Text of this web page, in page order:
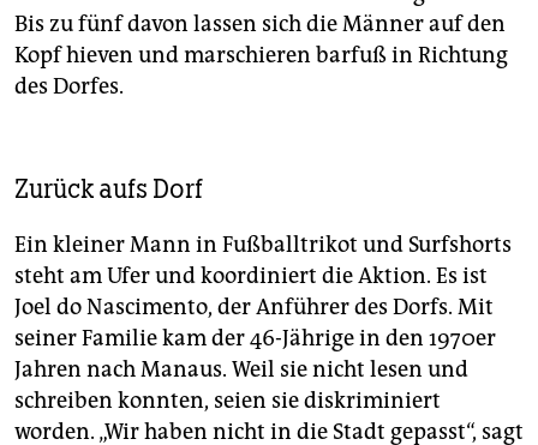
Brasília.
Das UrteilIn den letzten Wochen setzte der Oberste
Gerichtshof das Thema nicht auf die Tagesordnung.
Bis zu fünf davon lassen sich die Männer auf den
Kopf hieven und marschieren barfuß in Richtung
des Dorfes.
Zurück aufs Dorf
Ein kleiner Mann in Fußballtrikot und Surfshorts
steht am Ufer und koordiniert die Aktion. Es ist
Joel do Nascimento, der Anführer des Dorfs. Mit
seiner Familie kam der 46-Jährige in den 1970er
Jahren nach Manaus. Weil sie nicht lesen und
schreiben konnten, seien sie diskriminiert
worden. „Wir haben nicht in die Stadt gepasst“, sagt